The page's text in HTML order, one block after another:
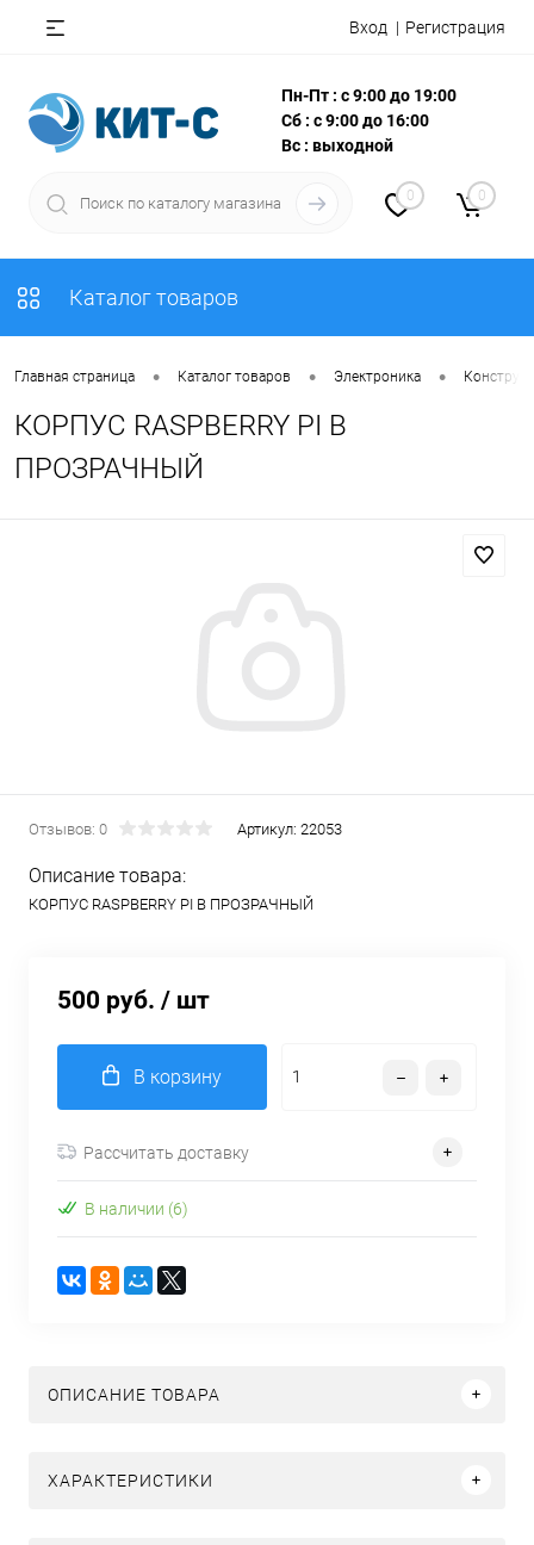
Вход Регистрация
Пн-Пт : с 9:00 до 19:00
Сб : с 9:00 до 16:00
Вс : выходной
0 0
Каталог товаров
Главная страница • Каталог товаров • Электроника •
КОРПУС RASPBERRY PI B
ПРОЗРАЧНЫЙ
Отзывов: 0 Артикул: 22053
Описание товара:
КОРПУС RASPBERRY PI B ПРОЗРАЧНЫЙ
500 руб. / шт
В корзину
Рассчитать доставку
В наличии (6)
ОПИСАНИЕ ТОВАРА
ХАРАКТЕРИСТИКИ